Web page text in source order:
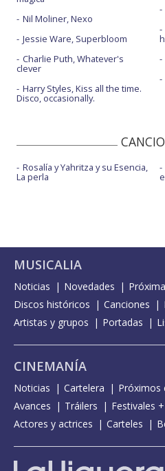
Nil Moliner, Nexo
Jessie Ware, Superbloom
Charlie Puth, Whatever's
clever
Harry Styles, Kiss all the time.
Disco, occasionally.
Rosalía y Yahritza y su Esencia,
La perla
MUSICALIA
Noticias Novedades
Discos históricos
Canciones
Artistas y grupos
Portadas
CINEMANÍA
Noticias Cartelera Próximos
Avances
Tráilers
Festivales
Actores y actrices
Carteles